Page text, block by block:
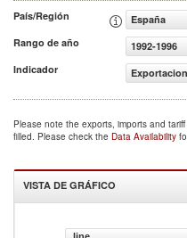
País/Región
España
Rango de año
1992-1996
Indicador
Please note the exports, imports and
filled. Please check the Data Availability
VISTA DE GRÁFICO